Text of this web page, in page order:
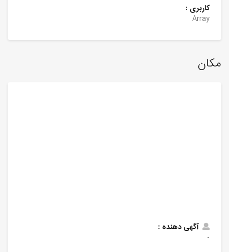
کاربری :
Array
مکان
آگهی دهنده :
-